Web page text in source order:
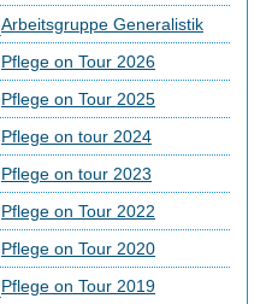
Arbeitsgruppe Generalistik
Pflege on Tour 2026
Pflege on Tour 2025
Pflege on tour 2024
Pflege on tour 2023
Pflege on Tour 2022
Pflege on Tour 2020
Pflege on Tour 2019